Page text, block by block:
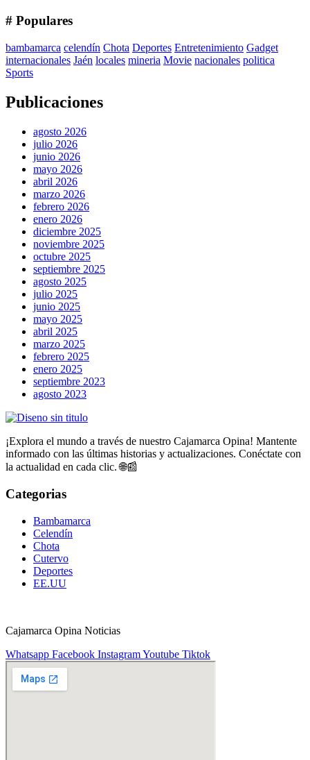
# Populares
bambamarca celendín Chota Deportes Entretenimiento Gadget
internacionales Jaén locales mineria Movie nacionales politica
Sports
Publicaciones
agosto 2026
julio 2026
junio 2026
mayo 2026
abril 2026
marzo 2026
febrero 2026
enero 2026
diciembre 2025
noviembre 2025
octubre 2025
septiembre 2025
agosto 2025
julio 2025
junio 2025
mayo 2025
abril 2025
marzo 2025
febrero 2025
enero 2025
septiembre 2023
agosto 2023
¡Explora el mundo a través de nuestro Cajamarca Opina! Mantente
informado con las últimas historias y actualizaciones. Conéctate con
la actualidad en cada clic. 🌐📰
Categorias
Bambamarca
Celendín
Chota
Cutervo
Deportes
EE.UU
Cajamarca Opina Noticias
Whatsapp Facebook InstagramYoutube Tiktok